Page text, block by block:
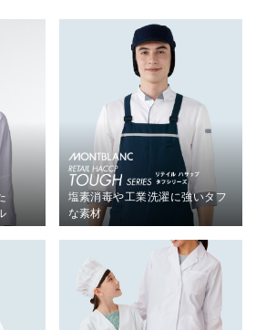
塩素消毒や工業洗濯に強いタフ
な素材